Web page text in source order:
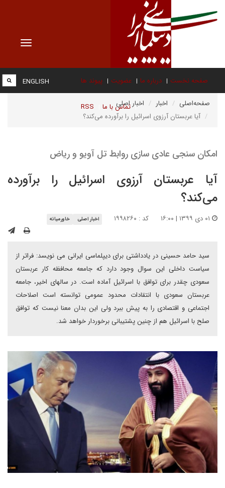
Toggle
صفحه نخست درباره ما عضویت پیوند ها
تماس با ما RSS
ENGLISH
صفحه‌اصلی اخبار
اخبار اصلی
آیا عربستان آرزوی اسرائیل را برآورده می‌کند؟
امکان سنجی عادی سازی روابط تل آویو و ریاض
آیا عربستان آرزوی اسرائیل را برآورده
می‌کند؟
کد : ۱۹۹۸۲۶۰ اخبار اصلی خاورمیانه
سید حامد حسینی در یادداشتی برای دیپلماسی ایرانی می نویسد: فراتر از
سیاست داخلی این سوال وجود دارد که جامعه محافظه کار عربستان
سعودی چقدر برای توافق با اسرائیل آماده است. در سالهای اخیر، جامعه
عربستان سعودی با انتقادات محدود عمومی توانسته است اصلاحات
اجتماعی و اقتصادی را به پیش ببرد ولی این بدان معنا نیست که توافق
صلح با اسرائیل هم از چنین پشتیبانی برخوردار خواهد شد.